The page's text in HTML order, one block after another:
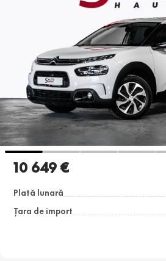
10 649 €
Plată lunară
Țara de import